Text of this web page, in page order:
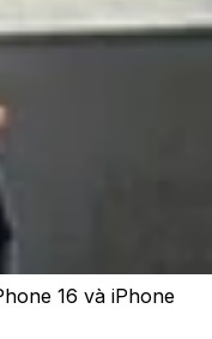
15 chi tiết
16 và iPhone